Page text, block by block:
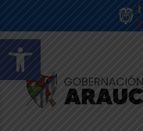
Abrir barra de